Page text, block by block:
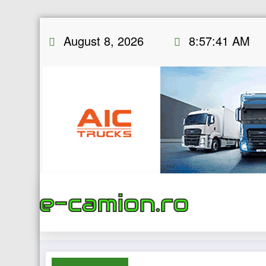
August 8, 2026 8:57:42 AM